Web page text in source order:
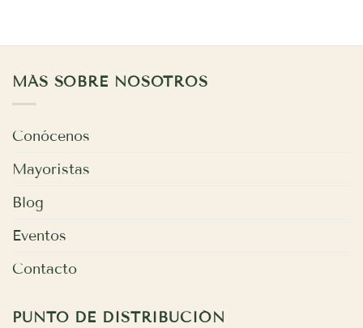
MÁS SOBRE NOSOTROS
Conócenos
Mayoristas
Blog
Eventos
Contacto
PUNTO DE DISTRIBUCIÓN